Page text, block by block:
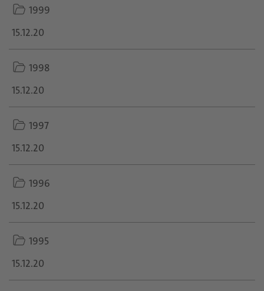
folder
1999
15.12.20
folder
1998
15.12.20
folder
1997
15.12.20
folder
1996
15.12.20
folder
1995
15.12.20